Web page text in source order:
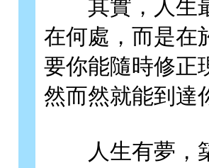
其實，人生最
在何處，而是在
要你能隨時修正
然而然就能到達
人生有夢，築